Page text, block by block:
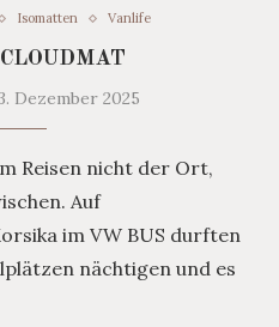
Isomatten Vanlife
Dezember 2025
Reisen nicht der Ort,
Auf
im VW BUS durften
nächtigen und es